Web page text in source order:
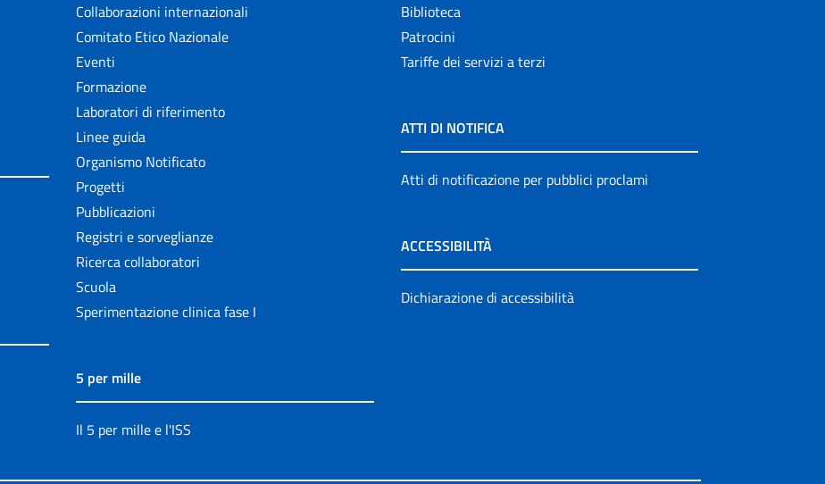
Collaborazioni internazionali
Comitato Etico Nazionale
Eventi
Formazione
Laboratori di riferimento
Linee guida
Organismo Notificato
Progetti
Pubblicazioni
Registri e sorveglianze
Ricerca collaboratori
Scuola
Sperimentazione clinica fase I
5 per mille
Il 5 per mille e l'ISS
Biblioteca
Patrocini
Tariffe dei servizi a terzi
ATTI DI NOTIFICA
Atti di notificazione per pubblici proclami
ACCESSIBILITÀ
Dichiarazione di accessibilità